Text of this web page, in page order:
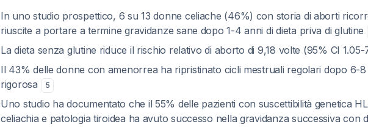
In uno studio prospettico, 6 su 13 donne celiache (46%) con storia di aborti
riuscite a portare a termine gravidanze sane dopo 1-4 anni di dieta priva di glutine
La dieta senza glutine riduce il rischio relativo di aborto di 9,18 volte (95% CI 1.05-
Il 43% delle donne con amenorrea ha ripristinato cicli mestruali regolari dopo 6-8
rigorosa
5
Uno studio ha documentato che il 55% delle pazienti con suscettibilità genetica
celiachia e patologia tiroidea ha avuto successo nella gravidanza successiva con